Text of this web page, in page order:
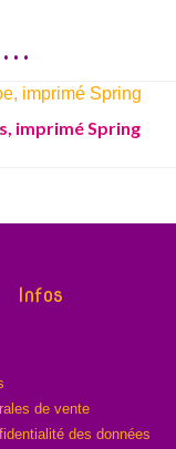
imprimé Spring
Infos
de vente
des données